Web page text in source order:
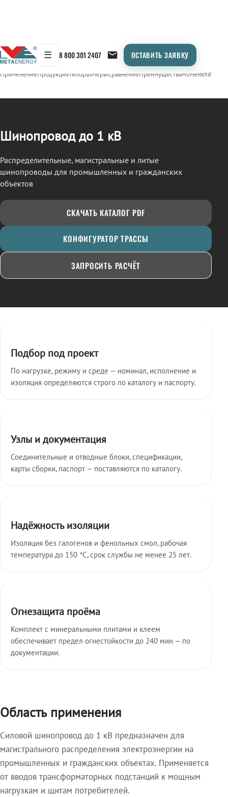
☰ 8 800 301 2407 ОСТАВИТЬ ЗАЯВКУ
← Продукция/ШИНОПРОВОД
ПрименениеПродукцияТипоразмерыСравнениеПреимуществаНоменклатура
Шинопровод до 1 кВ
Распределительные, магистральные и литые
шинопроводы для промышленных и гражданских
объектов
СКАЧАТЬ КАТАЛОГ PDF
КОНФИГУРАТОР ТРАССЫ
ЗАПРОСИТЬ РАСЧЁТ
Подбор под проект
По нагрузке, режиму и среде — номинал, исполнение и
изоляция определяются строго по каталогу и паспорту.
Узлы и документация
Соединительные и отводные блоки, спецификации,
карты сборки, паспорт — поставляются по каталогу.
Надёжность изоляции
Изоляция без галогенов и фенольных смол, рабочая
температура до 150 °C, срок службы не менее 25 лет.
Огнезащита проёма
Комплект с минеральными плитами и клеем
обеспечивает предел огнестойкости до 240 мин — по
документации.
Область применения
Силовой шинопровод до 1 кВ предназначен для
магистрального распределения электроэнергии на
промышленных и гражданских объектах. Применяется
от вводов трансформаторных подстанций к мощным
нагрузкам и щитам потребителей.